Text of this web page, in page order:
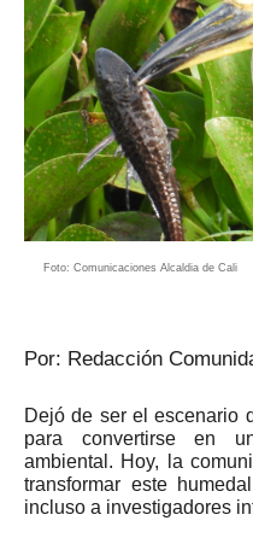
Foto: Comunicaciones Alcaldia de Cali
Por: Redacción
Dejó de ser el escenario
para convertirse en
ambiental. Hoy, la
transformar este
incluso a investigadores